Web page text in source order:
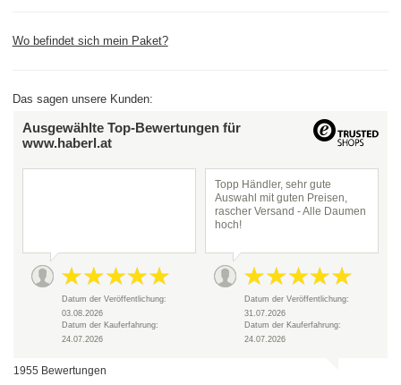
Wo befindet sich mein Paket?
Das sagen unsere Kunden:
Ausgewählte Top-Bewertungen für
www.haberl.at
Datum der Veröffentlichung:
03.08.2026
Datum der Kauferfahrung:
24.07.2026
Topp Händler, sehr gute
Auswahl mit guten Preisen,
rascher Versand - Alle Daumen
hoch!
Datum der Veröffentlichung:
31.07.2026
Datum der Kauferfahrung:
24.07.2026
1955 Bewertungen